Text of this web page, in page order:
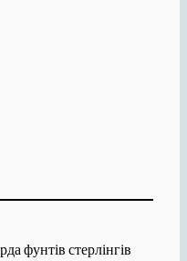
фунтів стерлінгів